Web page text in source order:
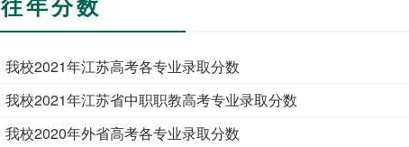
我校2021年江苏高考各专业录取分数
我校2021年江苏省中职职教高考专业录取分数
我校2020年外省高考各专业录取分数